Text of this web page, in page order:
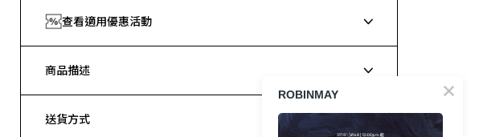
查看適用優惠活動
商品描述
送貨方式
ROBINMAY